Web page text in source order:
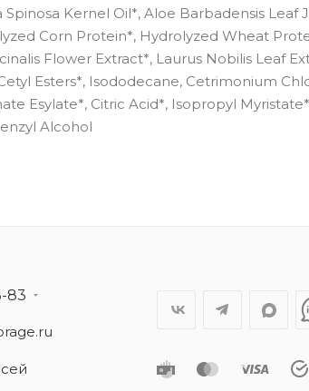
Kernel Oil*, Aloe Barbadensis Leaf
Corn Protein*, Hydrolyzed Wheat
Flower Extract*, Laurus Nobilis Leaf
Esters*, Isododecane, Cetrimonium
Esylate*, Citric Acid*, Isopropyl
Alcohol
83